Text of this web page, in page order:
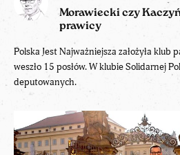
Morawiecki czy
prawicy
Polska Jest Najważniejsza założyła
weszło 15 posłów. W klubie Solidarnej
deputowanych.